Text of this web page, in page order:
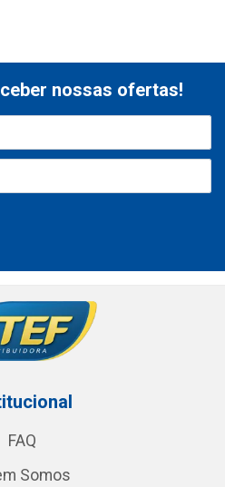
nossas ofertas!
FAQ
Somos